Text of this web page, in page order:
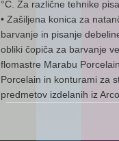
°C. Za različne tehnike
• Zašiljena konica za
barvanje in pisanje
obliki čopiča za barvanje
flomastre Marabu
Porcelain in konturami za
predmetov izdelanih iz